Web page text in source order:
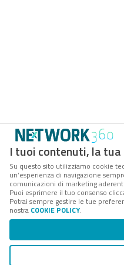
I tuoi contenuti, la tua
Su questo sito utilizziamo cookie
un’esperienza di navigazione
comunicazioni di marketing
Puoi esprimere il tuo consenso
Potrai sempre gestire le tue
nostra COOKIE POLICY.